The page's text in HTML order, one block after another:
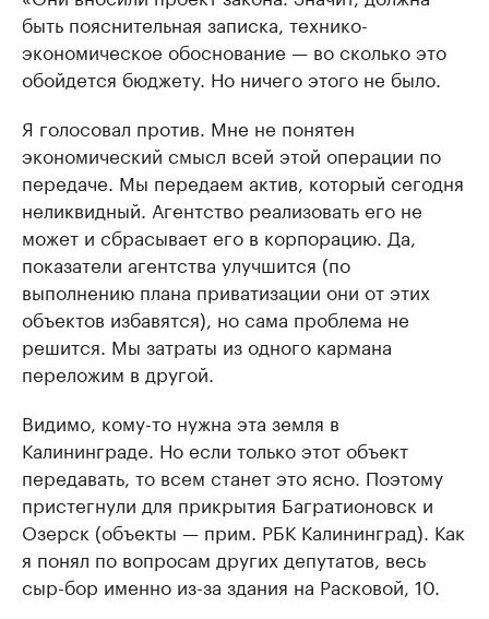
быть пояснительная записка, технико-
экономическое обоснование — во сколько это
обойдется бюджету. Но ничего этого не было.
Я голосовал против. Мне не понятен
экономический смысл всей этой операции по
передаче. Мы передаем актив, который сегодня
неликвидный. Агентство реализовать его не
может и сбрасывает его в корпорацию. Да,
показатели агентства улучшится (по
выполнению плана приватизации они от этих
объектов избавятся), но сама проблема не
решится. Мы затраты из одного кармана
переложим в другой.
Видимо, кому-то нужна эта земля в
Калининграде. Но если только этот объект
передавать, то всем станет это ясно. Поэтому
пристегнули для прикрытия Багратионовск и
Озерск (объекты — прим. РБК Калининград). Как
я понял по вопросам других депутатов, весь
сыр-бор именно из-за здания на Расковой, 10.